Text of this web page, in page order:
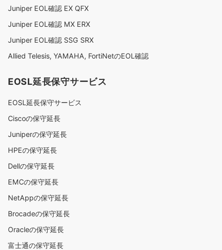
Juniper EOL確認 EX QFX
Juniper EOL確認 MX ERX
Juniper EOL確認 SSG SRX
Allied Telesis, YAMAHA, FortiNetのEOL確認
EOSL延長保守サービス
EOSL延長保守サービス
Ciscoの保守延長
Juniperの保守延長
HPEの保守延長
Dellの保守延長
EMCの保守延長
NetAppの保守延長
Brocadeの保守延長
Oracleの保守延長
富士通の保守延長